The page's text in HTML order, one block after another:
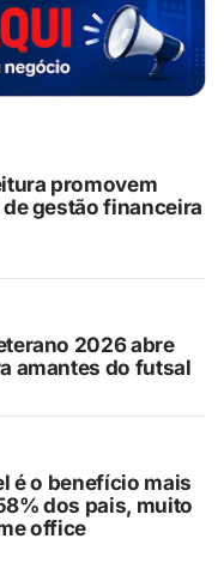
promovem
gestão financeira
2026 abre
amantes do futsal
é o benefício mais
dos pais, muito
office